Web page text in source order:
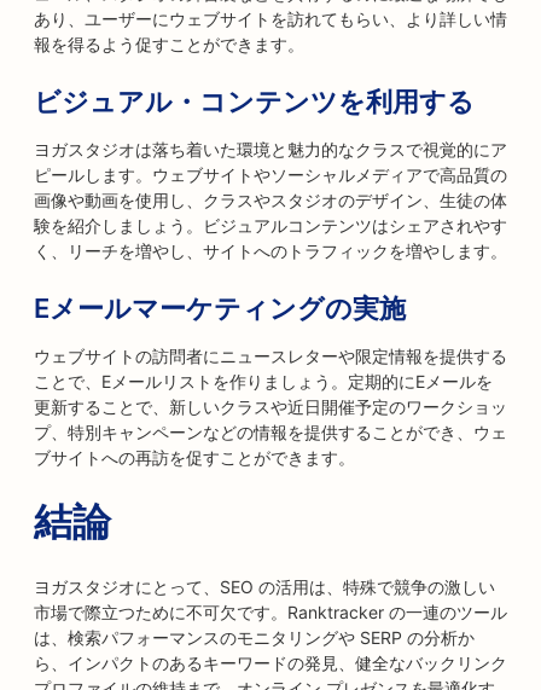
あり、ユーザーにウェブサイトを訪れてもらい、より詳しい情
報を得るよう促すことができます。
ビジュアル・コンテンツを利用する
ヨガスタジオは落ち着いた環境と魅力的なクラスで視覚的にア
ピールします。ウェブサイトやソーシャルメディアで高品質の
画像や動画を使用し、クラスやスタジオのデザイン、生徒の体
験を紹介しましょう。ビジュアルコンテンツはシェアされやす
く、リーチを増やし、サイトへのトラフィックを増やします。
Eメールマーケティングの実施
ウェブサイトの訪問者にニュースレターや限定情報を提供する
ことで、Eメールリストを作りましょう。定期的にEメールを
更新することで、新しいクラスや近日開催予定のワークショッ
プ、特別キャンペーンなどの情報を提供することができ、ウェ
ブサイトへの再訪を促すことができます。
結論
ヨガスタジオにとって、SEO の活用は、特殊で競争の激しい
市場で際立つために不可欠です。Ranktracker の一連のツール
は、検索パフォーマンスのモニタリングや SERP の分析か
ら、インパクトのあるキーワードの発見、健全なバックリンク